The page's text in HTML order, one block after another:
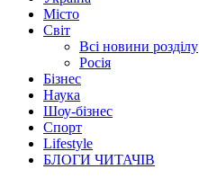
Місто
Світ
Всі новини розділу
Росія
Бізнес
Наука
Шоу-бізнес
Спорт
Lifestyle
БЛОГИ ЧИТАЧІВ